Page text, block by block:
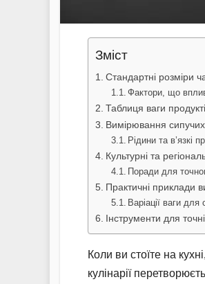
Зміст
Стандартні розміри
Фактори, що
Таблиця ваги
Вимірювання сипучих
Рідини та в’язкі
Культурні та
Поради для
Практичні приклади
Варіації ваги для
Інструменти для
Коли ви стоїте на
кулінарії